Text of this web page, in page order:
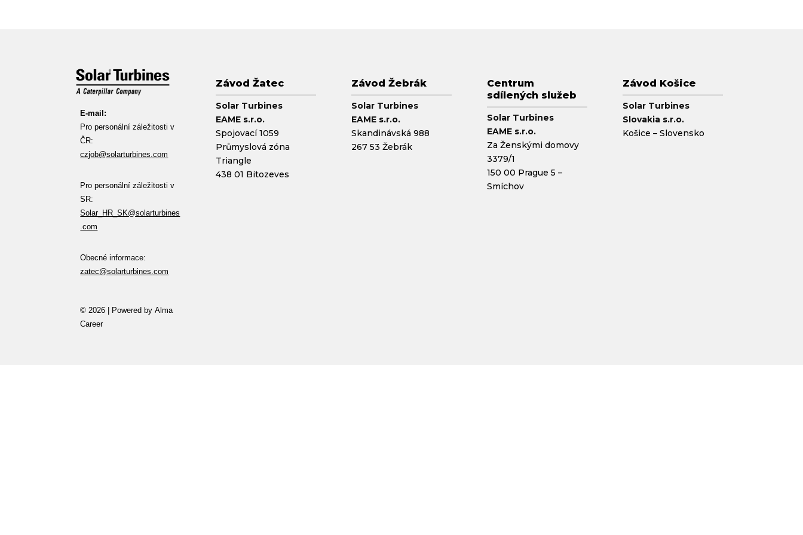
E-mail:
Pro personální záležitosti v
ČR:
czjob@solarturbines.com
Pro personální záležitosti v
SR:
Solar_HR_SK@solarturbines
.com
Obecné informace:
zatec@solarturbines.com
Závod Žatec
Solar Turbines
EAME s.r.o.
Spojovací 1059
Průmyslová zóna
Triangle
438 01 Bitozeves
Závod Žebrák
Solar Turbines
EAME s.r.o.
Skandinávská 988
267 53 Žebrák
Centrum
sdílených služeb
Solar Turbines
EAME s.r.o.
Za Ženskými domovy
3379/1
150 00 Prague 5 –
Smíchov
Závod Košice
Solar Turbines
Slovakia s.r.o.
Košice – Slovensko
© 2026 | Powered byAlma
Career